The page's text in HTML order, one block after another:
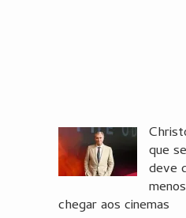
que
deve
chegar aos cinemas